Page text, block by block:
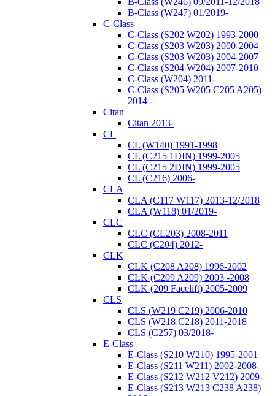
B-Class (W247) 01/2019-
C-Class
C-Class (S202 W202) 1993-2000
C-Class (S203 W203) 2000-2004
C-Class (S203 W203) 2004-2007
C-Class (S204 W204) 2007-2010
C-Class (W204) 2011-
C-Class (S205 W205 C205 A205)
2014 -
Citan
Citan 2013-
CL
CL (W140) 1991-1998
CL (C215 1DIN) 1999-2005
CL (C215 2DIN) 1999-2005
CL (C216) 2006-
CLA
CLA (C117 W117) 2013-12/2018
CLA (W118) 01/2019-
CLC
CLC (CL203) 2008-2011
CLC (C204) 2012-
CLK
CLK (C208 A208) 1996-2002
CLK (C209 A209) 2003 -2008
CLK (209 Facelift) 2005-2009
CLS
CLS (W219 C219) 2006-2010
CLS (W218 C218) 2011-2018
CLS (C257) 03/2018-
E-Class
E-Class (S210 W210) 1995-2001
E-Class (S211 W211) 2002-2008
E-Class (S212 W212 V212) 2009-
E-Class (S213 W213 C238 A238)